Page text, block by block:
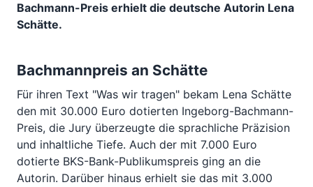
Bachmann-Preis erhielt die deutsche Autorin Lena
Schätte.
Bachmannpreis an Schätte
Für ihren Text "Was wir tragen" bekam Lena Schätte
den mit 30.000 Euro dotierten Ingeborg-Bachmann-
Preis, die Jury überzeugte die sprachliche Präzision
und inhaltliche Tiefe. Auch der mit 7.000 Euro
dotierte BKS-Bank-Publikumspreis ging an die
Autorin. Darüber hinaus erhielt sie das mit 3.000